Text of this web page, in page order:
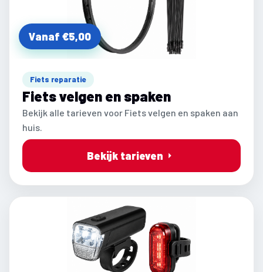
Vanaf €5,00
Fiets reparatie
Fiets velgen en spaken
Bekijk alle tarieven voor Fiets velgen en spaken aan
huis.
Bekijk tarieven